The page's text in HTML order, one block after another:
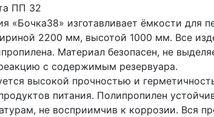
ПП 32
«Бочка38» изготавливает ёмкости для
2200 мм, высотой 1000 мм. Все
Материал безопасен, не
с содержимым резервуара.
высокой прочностью и
питания. Полипропилен
не восприимчив к коррозии. Вся